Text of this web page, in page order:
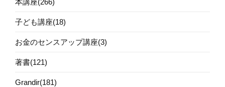
子ども講座(18)
お金のセンスアップ講座(3)
著書(121)
Grandir(181)